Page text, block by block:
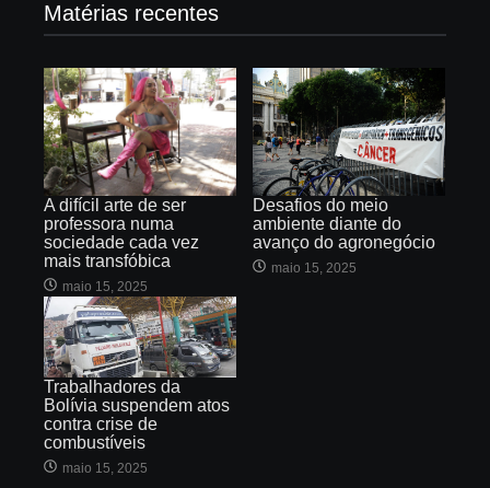
Matérias recentes
A difícil arte de ser
professora numa
sociedade cada vez
mais transfóbica
maio 15, 2025
Desafios do meio
ambiente diante do
avanço do agronegócio
maio 15, 2025
Trabalhadores da
Bolívia suspendem atos
contra crise de
combustíveis
maio 15, 2025